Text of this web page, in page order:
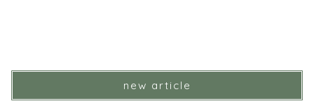
new article